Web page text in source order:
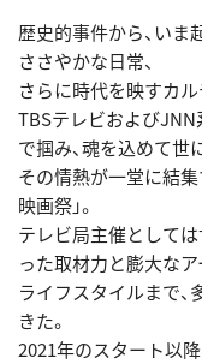
歴史的事件から、いま
ささやかな日常、
さらに時代を映すカ
TBSテレビおよびJNN
で掴み、魂を込めて世
その情熱が一堂に結集
映画祭」。
テレビ局主催として
った取材力と膨大なア
ライフスタイルまで
きた。
2021年のスタート以